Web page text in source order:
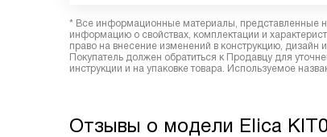
* Все информационные материалы, представленные
информацию о свойствах, комплектации и
право на внесение изменений в конструкцию,
Покупатель должен обратиться к Продавцу для
инструкции и на упаковке товара. Используемое
Отзывы о модели Elica